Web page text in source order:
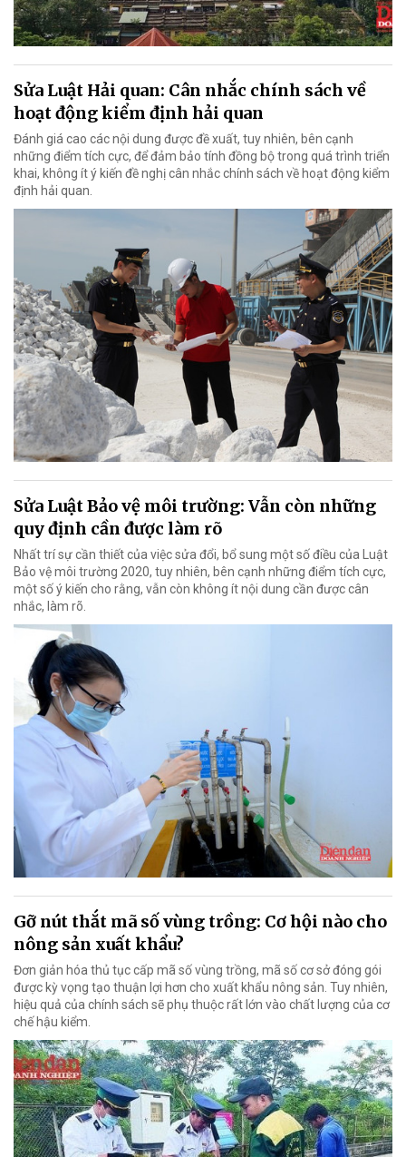
Sửa Luật Hải quan: Cân nhắc chính sách về
hoạt động kiểm định hải quan
Đánh giá cao các nội dung được đề xuất, tuy nhiên, bên cạnh
những điểm tích cực, để đảm bảo tính đồng bộ trong quá trình triển
khai, không ít ý kiến đề nghị cân nhắc chính sách về hoạt động kiểm
định hải quan.
Sửa Luật Bảo vệ môi trường: Vẫn còn những
quy định cần được làm rõ
Nhất trí sự cần thiết của việc sửa đổi, bổ sung một số điều của Luật
Bảo vệ môi trường 2020, tuy nhiên, bên cạnh những điểm tích cực,
một số ý kiến cho rằng, vẫn còn không ít nội dung cần được cân
nhắc, làm rõ.
Gỡ nút thắt mã số vùng trồng: Cơ hội nào cho
nông sản xuất khẩu?
Đơn giản hóa thủ tục cấp mã số vùng trồng, mã số cơ sở đóng gói
được kỳ vọng tạo thuận lợi hơn cho xuất khẩu nông sản. Tuy nhiên,
hiệu quả của chính sách sẽ phụ thuộc rất lớn vào chất lượng của cơ
chế hậu kiểm.